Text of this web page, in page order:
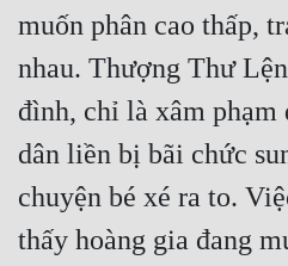
muốn phân cao thấp,
nhau. Thượng Thư
đình, chỉ là xâm phạm
dân liền bị bãi chức
chuyện bé xé ra to.
thấy hoàng gia đang